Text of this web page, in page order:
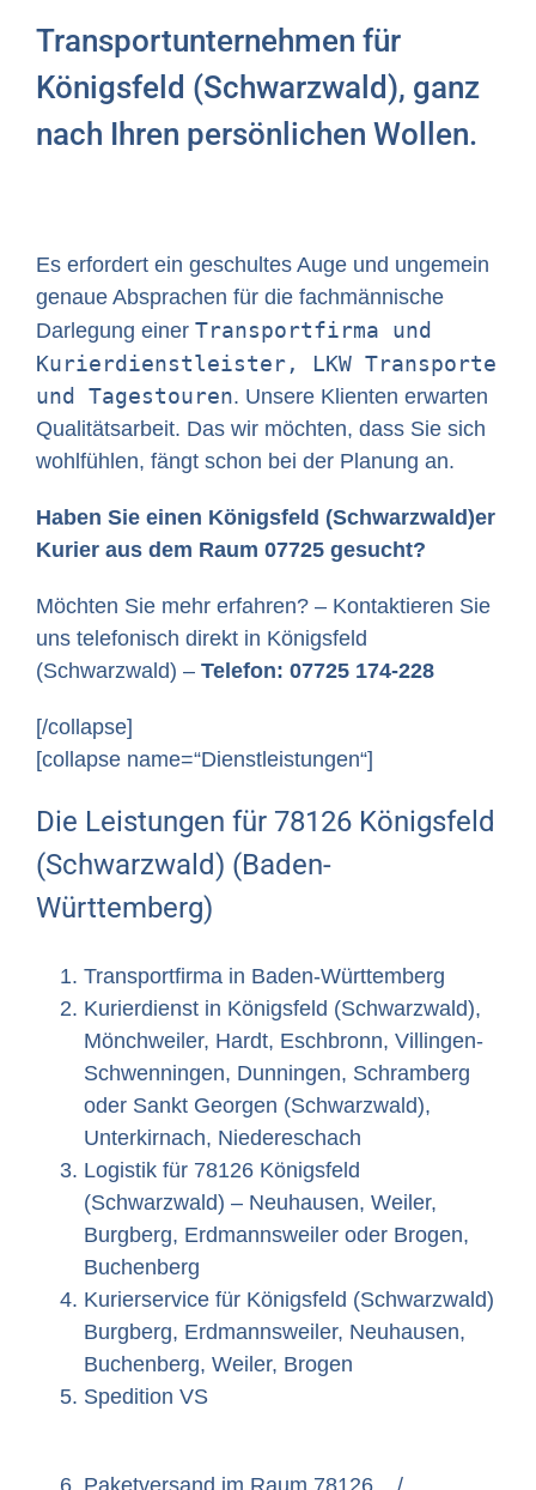
Transportunternehmen für
Königsfeld (Schwarzwald), ganz
nach Ihren persönlichen Wollen.
Es erfordert ein geschultes Auge und ungemein
genaue Absprachen für die fachmännische
Darlegung einer Transportfirma und
Kurierdienstleister, LKW Transporte
und Tagestouren. Unsere Klienten erwarten
Qualitätsarbeit. Das wir möchten, dass Sie sich
wohlfühlen, fängt schon bei der Planung an.
Haben Sie einen Königsfeld (Schwarzwald)er
Kurier aus dem Raum 07725 gesucht?
Möchten Sie mehr erfahren? – Kontaktieren Sie
uns telefonisch direkt in Königsfeld
(Schwarzwald) – Telefon: 07725 174-228
[/collapse]
[collapse name=“Dienstleistungen“]
Die Leistungen für 78126 Königsfeld
(Schwarzwald) (Baden-
Württemberg)
Transportfirma in Baden-Württemberg
Kurierdienst in Königsfeld (Schwarzwald),
Mönchweiler, Hardt, Eschbronn, Villingen-
Schwenningen, Dunningen, Schramberg
oder Sankt Georgen (Schwarzwald),
Unterkirnach, Niedereschach
Logistik für 78126 Königsfeld
(Schwarzwald) – Neuhausen, Weiler,
Burgberg, Erdmannsweiler oder Brogen,
Buchenberg
Kurierservice für Königsfeld (Schwarzwald)
Burgberg, Erdmannsweiler, Neuhausen,
Buchenberg, Weiler, Brogen
Spedition VS